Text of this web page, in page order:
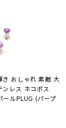
き おしゃれ 素敵 大
レス ネコポス
ルPLUG (パープ